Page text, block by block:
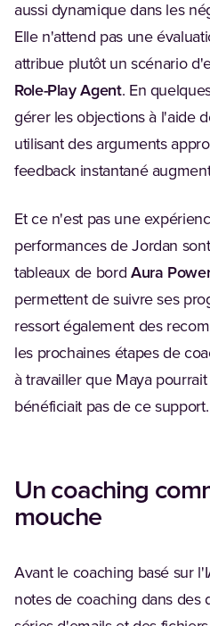
aussi dynamique dans les
Elle n'attend pas une
attribue plutôt un scénario
Role-Play Agent. En
gérer les objections à l'aide
utilisant des arguments
feedback instantané
Et ce n'est pas une
performances de Jordan
tableaux de bord Aura
permettent de suivre ses
ressort également des
les prochaines étapes de
à travailler que Maya
bénéficiait pas de ce support.
Un coaching
mouche
Avant le coaching basé sur
notes de coaching dans des